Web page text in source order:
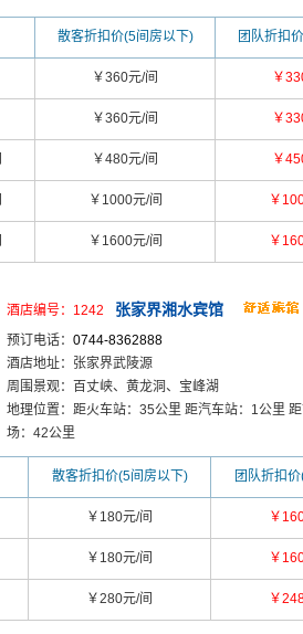
散客折扣价(5间房以下) 团队折扣
￥360元/间 ￥
￥360元/间 ￥
￥480元/间 ￥
￥1000元/间 ￥
￥1600元/间 ￥
酒店编号：1242 张家界湘水宾馆
预订电话： 0744-8362888
酒店地址：张家界武陵源
周围景观：百丈峡、黄龙洞、宝峰湖
地理位置：距火车站：35公里 距汽车站：1公里
场：42公里
散客折扣价(5间房以下) 团队折扣
￥180元/间 ￥
￥180元/间 ￥
￥280元/间 ￥